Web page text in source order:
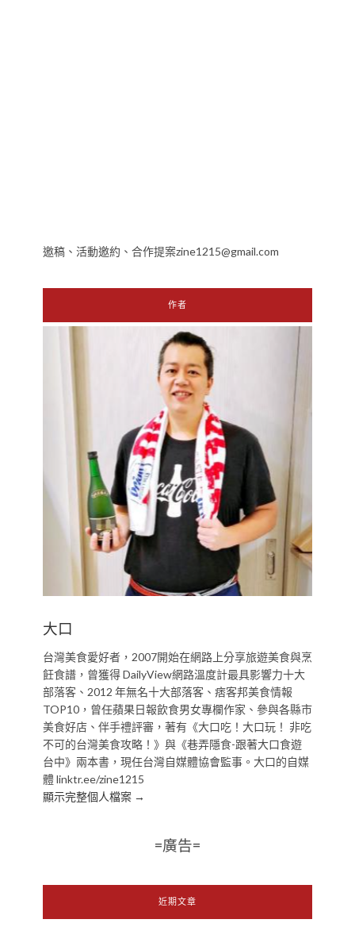
邀稿、活動邀約、合作提案zine1215@gmail.com
作者
大口
台灣美食愛好者，2007開始在網路上分享旅遊美食與烹
飪食譜，曾獲得 DailyView網路溫度計最具影響力十大
部落客、2012 年無名十大部落客、痞客邦美食情報
TOP10，曾任蘋果日報飲食男女專欄作家、參與各縣市
美食好店、伴手禮評審，著有《大口吃！大口玩！ 非吃
不可的台灣美食攻略！》與《巷弄隱食-跟著大口食遊
台中》兩本書，現任台灣自媒體協會監事。大口的自媒
體 linktr.ee/zine1215
顯示完整個人檔案 →
=廣告=
近期文章